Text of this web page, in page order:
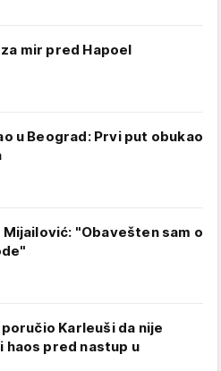
mir pred Hapoel
u Beograd: Prvi put obukao
"Obavešten sam o
Karleuši da nije
pred nastup u